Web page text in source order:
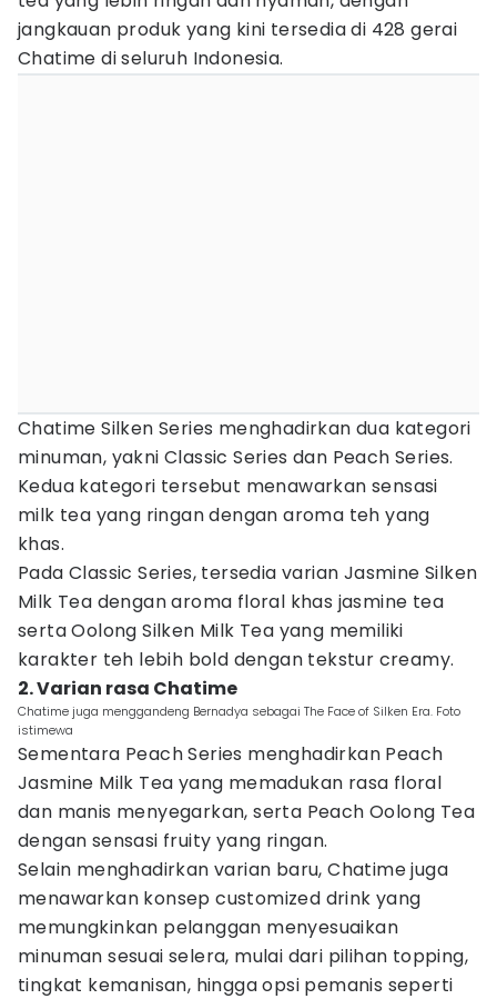
jangkauan produk yang kini tersedia di 428 gerai
Chatime di seluruh Indonesia.
Chatime Silken Series menghadirkan dua kategori
minuman, yakni Classic Series dan Peach Series.
Kedua kategori tersebut menawarkan sensasi
milk tea yang ringan dengan aroma teh yang
khas.
Pada Classic Series, tersedia varian Jasmine Silken
Milk Tea dengan aroma floral khas jasmine tea
serta Oolong Silken Milk Tea yang memiliki
karakter teh lebih bold dengan tekstur creamy.
2. Varian rasa Chatime
Chatime juga menggandeng Bernadya sebagai The Face of Silken Era. Foto
istimewa
Sementara Peach Series menghadirkan Peach
Jasmine Milk Tea yang memadukan rasa floral
dan manis menyegarkan, serta Peach Oolong Tea
dengan sensasi fruity yang ringan.
Selain menghadirkan varian baru, Chatime juga
menawarkan konsep customized drink yang
memungkinkan pelanggan menyesuaikan
minuman sesuai selera, mulai dari pilihan topping,
tingkat kemanisan, hingga opsi pemanis seperti